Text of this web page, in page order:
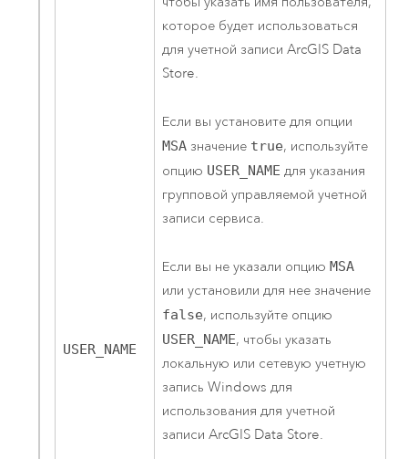
USER_NAME
которое будет использоваться
для учетной записиArcGIS Data
Store.
Если вы установите для опции
MSA значение true, используйте
опцию USER_NAME для указания
групповой управляемой учетной
записи сервиса.
Если вы не указали опциюMSA
или установили для нее значение
false, используйте опцию
USER_NAME, чтобы указать
локальную или сетевую учетную
записьWindows для
использования для учетной
записиArcGIS Data Store.